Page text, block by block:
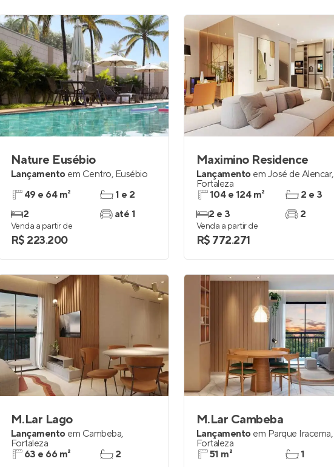
Nature Eusébio
Lançamento em Centro, Eusébio
49 e 64 m²
2
1 e 2
até 1
Venda a partir de
R$ 223.200
Maximino Residence
Lançamento em José de Alencar,
Fortaleza
104 e 124 m²
2 e 3
2 e 3
2
Venda a partir de
R$ 772.271
M.Lar Lago
Lançamento em Cambeba,
Fortaleza
63 e 66 m²
2
M.Lar Cambeba
Lançamento em Parque Iracema,
Fortaleza
51 m²
1